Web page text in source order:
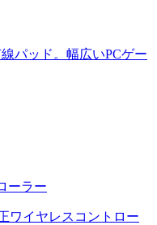
パッド。幅広いPCゲー
ーラー
ワイヤレスコントロー